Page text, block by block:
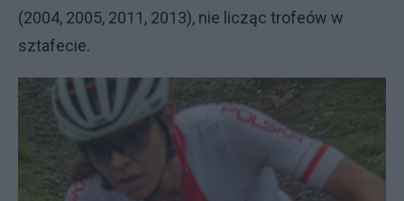
(2004, 2005, 2011, 2013), nie licząc trofeów w
sztafecie.